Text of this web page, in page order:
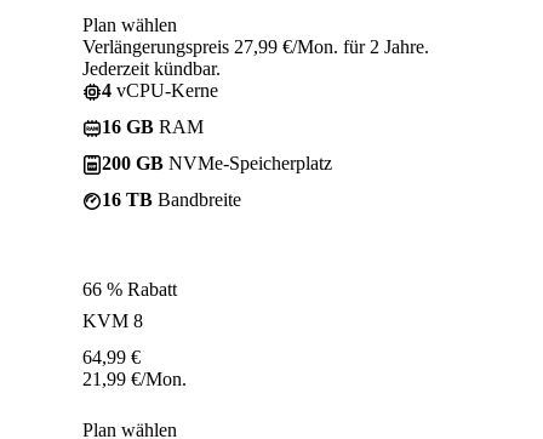
Plan wählen
Verlängerungspreis 27,99 €/Mon. für 2 Jahre.
Jederzeit kündbar.
4 vCPU-Kerne
16 GB RAM
200 GB NVMe-Speicherplatz
16 TB Bandbreite
66 % Rabatt
KVM 8
64,99 €
21,99 €/Mon.
Plan wählen